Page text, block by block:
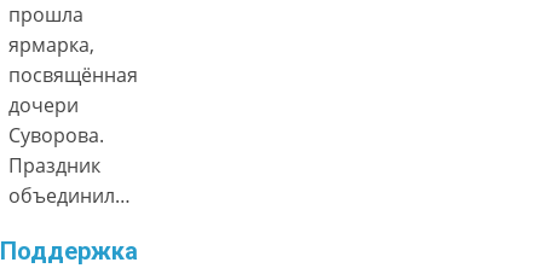
прошла
ярмарка,
посвящённая
дочери
Суворова.
Праздник
объединил…
Поддержка